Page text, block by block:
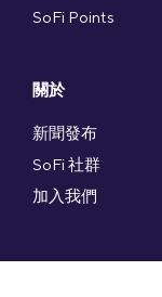
SoFi Points
關於
新聞發布
SoFi 社群
加入我們